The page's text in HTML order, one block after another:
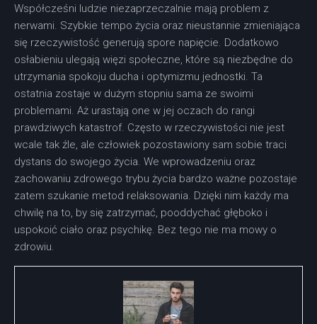
Współcześni ludzie niezaprzeczalnie mają problem z
nerwami. Szybkie tempo życia oraz nieustannie zmieniająca
się rzeczywistość generują spore napięcie. Dodatkowo
osłabieniu ulegają więzi społeczne, które są niezbędne do
utrzymania spokoju ducha i optymizmu jednostki. Ta
ostatnia zostaje w dużym stopniu sama ze swoimi
problemami. Aż urastają one w jej oczach do rangi
prawdziwych katastrof. Często w rzeczywistości nie jest
wcale tak źle, ale człowiek pozostawiony sam sobie traci
dystans do swojego życia. We wprowadzeniu oraz
zachowaniu zdrowego trybu życia bardzo ważne pozostaje
zatem szukanie metod relaksowania. Dzięki nim każdy ma
chwilę na to, by się zatrzymać, pooddychać głęboko i
uspokoić ciało oraz psychikę. Bez tego nie ma mowy o
zdrowiu.